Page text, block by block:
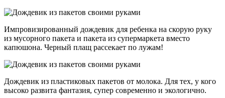
Импровизированный дождевик для ребенка на скорую руку
из мусорного пакета и пакета из супермаркета вместо
капюшона. Черный плащ рассекает по лужам!
Дождевик из пластиковых пакетов от молока. Для тех, у кого
высоко развита фантазия, супер современно и экологично.